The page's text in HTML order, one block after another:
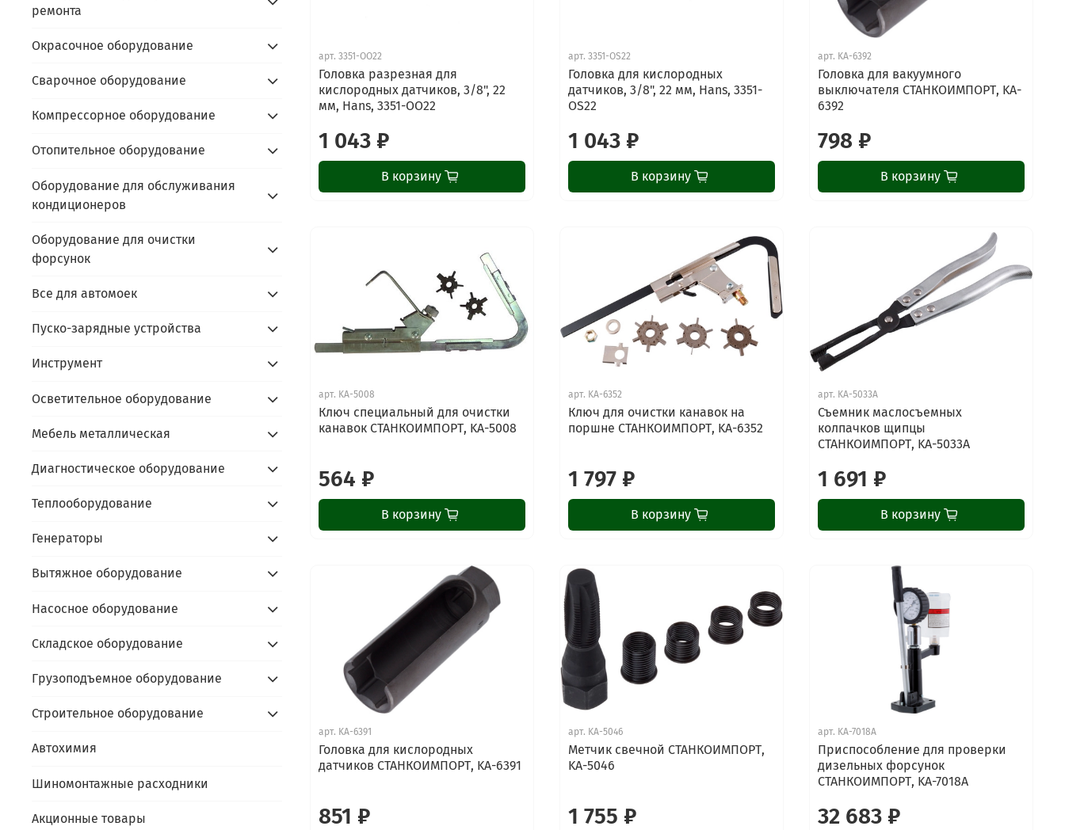
арт.3351-OO22
Головка разрезная для
кислородных датчиков, 3/8", 22
мм, Hans, 3351-OO22
1 043 ₽
В корзину
арт.3351-OS22
Головка для кислородных
датчиков, 3/8", 22 мм, Hans, 3351-
OS22
1 043 ₽
В корзину
арт. KA-6392
Головка для вакуумного
выключателя СТАНКОИМПОРТ, KA-
6392
798 ₽
В корзину
арт. KA-5008
Ключ специальный для очистки
канавок СТАНКОИМПОРТ, KA-5008
564 ₽
В корзину
арт. KA-6352
Ключ для очистки канавок на
поршне СТАНКОИМПОРТ, KA-6352
1 797 ₽
В корзину
арт. KA-5033A
Съемник маслосъемных
колпачков щипцы
СТАНКОИМПОРТ, KA-5033A
1 691 ₽
В корзину
арт. KA-6391
Головка для кислородных
датчиков СТАНКОИМПОРТ, KA-6391
851 ₽
арт. KA-5046
Метчик свечной СТАНКОИМПОРТ,
KA-5046
1 755 ₽
арт. KA-7018A
Приспособление для проверки
дизельных форсунок
СТАНКОИМПОРТ, KA-7018A
32 683 ₽
ремонта
Окрасочное оборудование
Сварочное оборудование
Компрессорное оборудование
Отопительное оборудование
Оборудование для обслуживания
кондиционеров
Оборудование для очистки
форсунок
Все для автомоек
Пуско-зарядные устройства
Инструмент
Осветительное оборудование
Мебель металлическая
Диагностическое оборудование
Теплооборудование
Генераторы
Вытяжное оборудование
Насосное оборудование
Складское оборудование
Грузоподъемное оборудование
Строительное оборудование
Автохимия
Шиномонтажные расходники
Акционные товары